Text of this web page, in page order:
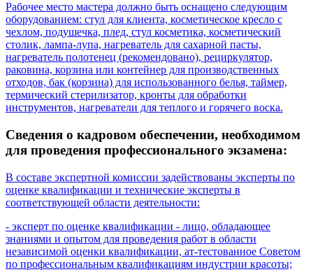
Рабочее место мастера должно быть оснащено следующим
оборудованием: стул для клиента, косметическое кресло с
чехлом, подушечка, плед, стул косметика, косметический
столик, лампа-лупа, нагреватель для сахарной пасты,
нагреватель полотенец (рекомендовано), рециркулятор,
раковина, корзина или контейнер для производственных
отходов, бак (корзина) для использованного белья, таймер,
термический стерилизатор, кронты для обработки
инструментов, нагреватели для теплого и горячего воска.
Сведения о кадровом обеспечении, необходимом
для проведения профессионального экзамена:
В составе экспертной комиссии задействованы эксперты по
оценке квалификации и технические эксперты в
соответствующей области деятельности:
- эксперт по оценке квалификации - лицо, обладающее
знаниями и опытом для проведения работ в области
независимой оценки квалификации, ат-тестованное Советом
по профессиональным квалификациям индустрии красоты;